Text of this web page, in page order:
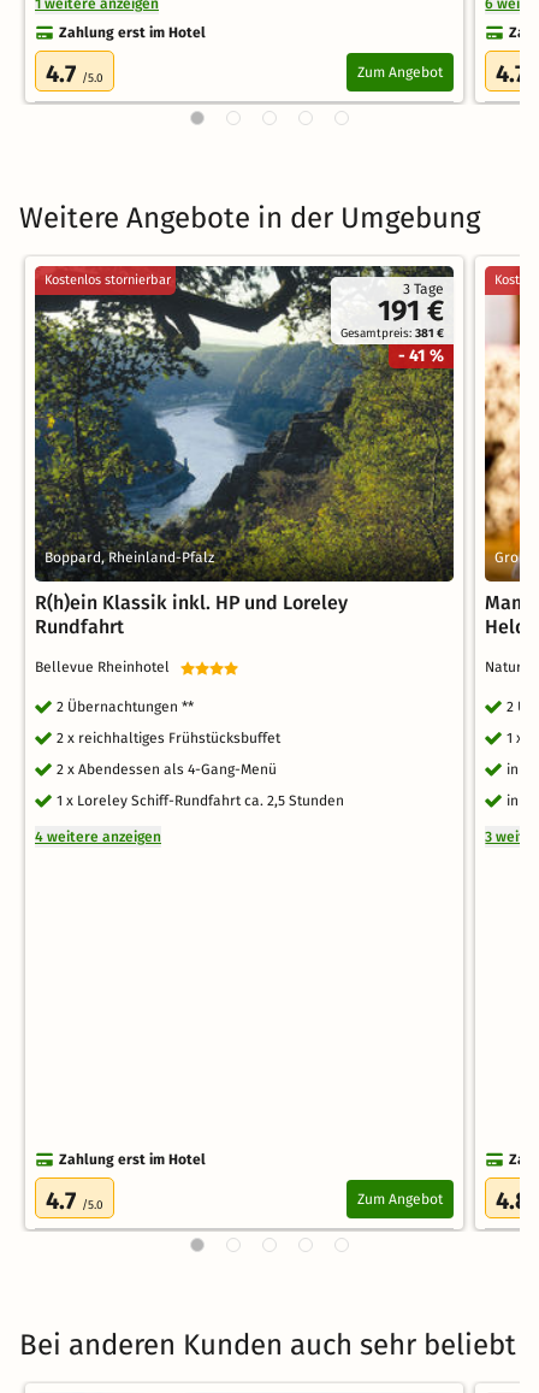
1 weitere anzeigen
Zahlung erst im Hotel
4.7 /5.0 Zum Angebot
6
4.7
Weitere Angebote in der Umgebung
3 Tage
191 €
Gesamtpreis:381 €
- 41 %
Kostenlos stornierbar
Boppard, Rheinland-Pfalz
R(h)ein Klassik inkl. HP und Loreley
Rundfahrt
Bellevue Rheinhotel
2 Übernachtungen **
2 x reichhaltiges Frühstücksbuffet
2 x Abendessen als 4-Gang-Menü
1 x Loreley Schiff-Rundfahrt ca. 2,5 Stunden
4 weitere anzeigen
Zahlung erst im Hotel
4.7 /5.0 Zum Angebot
2
1 x
inkl.
inkl.
3
4.8
Bei anderen Kunden auch sehr beliebt